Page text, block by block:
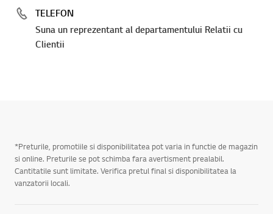
TELEFON
Suna un reprezentant al departamentului Relatii cu
Clientii
*Preturile, promotiile si disponibilitatea pot varia in functie de magazin
si online. Preturile se pot schimba fara avertisment prealabil.
Cantitatile sunt limitate. Verifica pretul final si disponibilitatea la
vanzatorii locali.